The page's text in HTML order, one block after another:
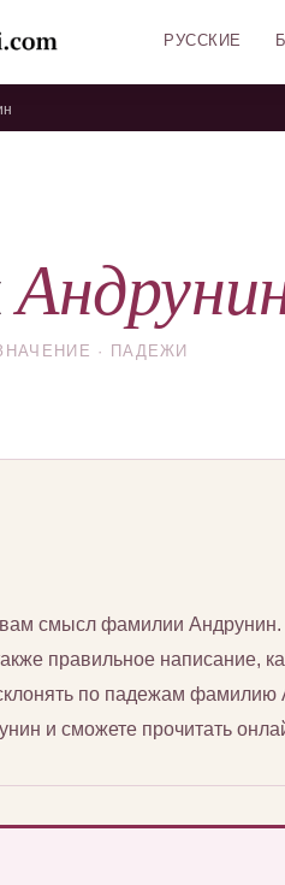
РУССКИЕ
· ПАДЕЖИ
смысл фамилии
правильное написание,
по падежам
и сможете прочитать